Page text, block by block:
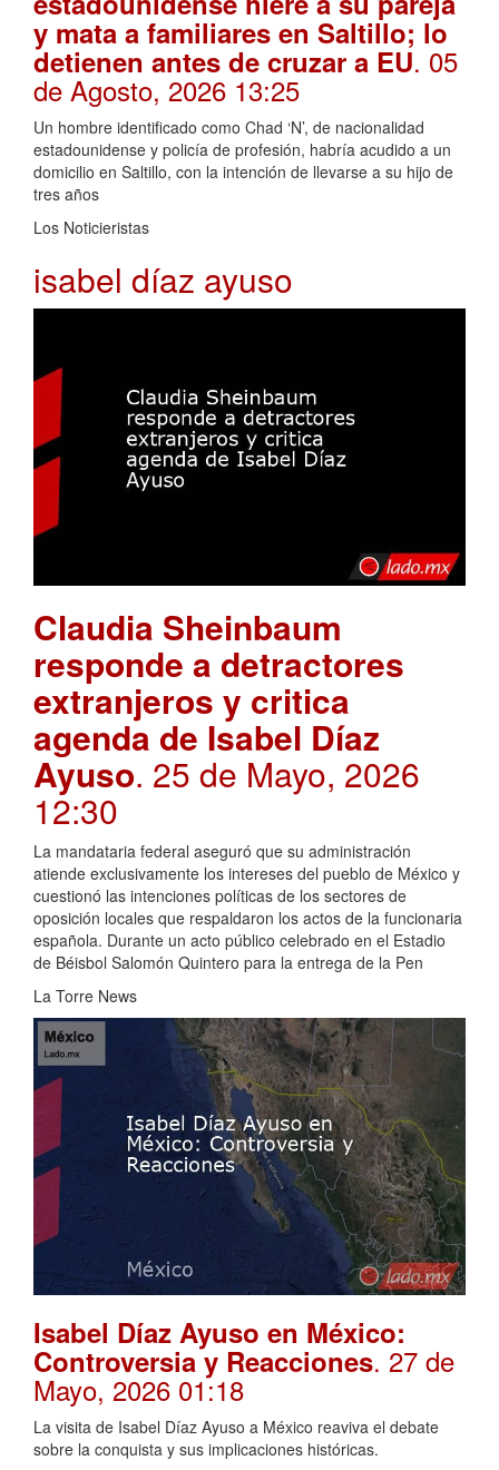
y mata a familiares en Saltillo; lo
detienen antes de cruzar a EU. 05
de Agosto, 2026 13:25
Un hombre identificado como Chad ‘N’, de nacionalidad
estadounidense y policía de profesión, habría acudido a un
domicilio en Saltillo, con la intención de llevarse a su hijo de
tres años
Los Noticieristas
isabel díaz ayuso
Claudia Sheinbaum
responde a detractores
extranjeros y critica
agenda de Isabel Díaz
Ayuso. 25 de Mayo, 2026
12:30
La mandataria federal aseguró que su administración
atiende exclusivamente los intereses del pueblo de México y
cuestionó las intenciones políticas de los sectores de
oposición locales que respaldaron los actos de la funcionaria
española. Durante un acto público celebrado en el Estadio
de Béisbol Salomón Quintero para la entrega de la Pen
La Torre News
Isabel Díaz Ayuso en México:
Controversia y Reacciones. 27 de
Mayo, 2026 01:18
La visita de Isabel Díaz Ayuso a México reaviva el debate
sobre la conquista y sus implicaciones históricas.